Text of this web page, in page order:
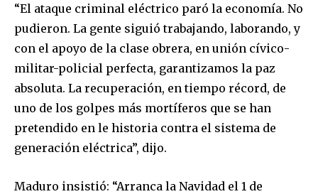
“El ataque criminal eléctrico paró la economía. No
pudieron. La gente siguió trabajando, laborando, y
con el apoyo de la clase obrera, en unión cívico-
militar-policial perfecta, garantizamos la paz
absoluta. La recuperación, en tiempo récord, de
uno de los golpes más mortíferos que se han
pretendido en le historia contra el sistema de
generación eléctrica”, dijo.
Maduro insistió: “Arranca la Navidad el 1 de